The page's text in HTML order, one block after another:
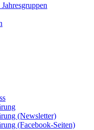
(Newsletter)
(Facebook-Seiten)